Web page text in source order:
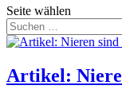
Seite wählen
Artikel: